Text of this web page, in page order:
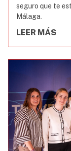
seguro que te
Málaga.
LEER MÁS